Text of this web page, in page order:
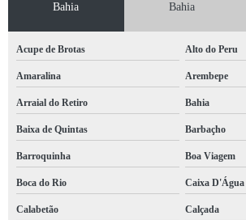
qual o preço de laudo do bombeiro Campinas de Brotas
qual o preço de laudo bombeiro clcb Barbaçho
qual o preço de laudo de bombeiro hidráulico Ribeira do
laudo bombeiro hidráulico Valença
Bahia Bahia
Acupe de Brotas Alto do Peru
Amaralina Arembepe
Arraial do Retiro Bahia
Baixa de Quintas Barbaçho
Barroquinha Boa Viagem
Boca do Rio Caixa D'Água
Calabetão Calçada